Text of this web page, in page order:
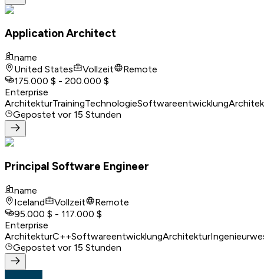
Application Architect
name
United States
Vollzeit
Remote
175.000 $ - 200.000 $
Enterprise
ArchitekturTrainingTechnologieSoftwareentwicklung
Gepostet vor 15 Stunden
Principal Software Engineer
name
Iceland
Vollzeit
Remote
95.000 $ - 117.000 $
Enterprise
ArchitekturC++SoftwareentwicklungArchitektur
Gepostet vor 15 Stunden